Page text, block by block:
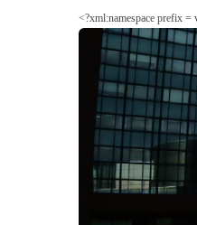
<?xml:namespace prefix